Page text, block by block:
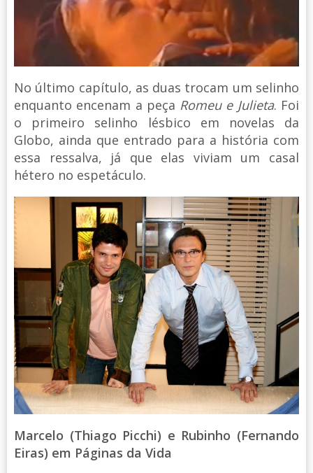
No último capítulo, as duas trocam um selinho
enquanto encenam a peça Romeu e Julieta. Foi
o primeiro selinho lésbico em novelas da
Globo, ainda que entrado para a história com
essa ressalva, já que elas viviam um casal
hétero no espetáculo.
Marcelo (Thiago Picchi) e Rubinho (Fernando
Eiras) em Páginas da Vida